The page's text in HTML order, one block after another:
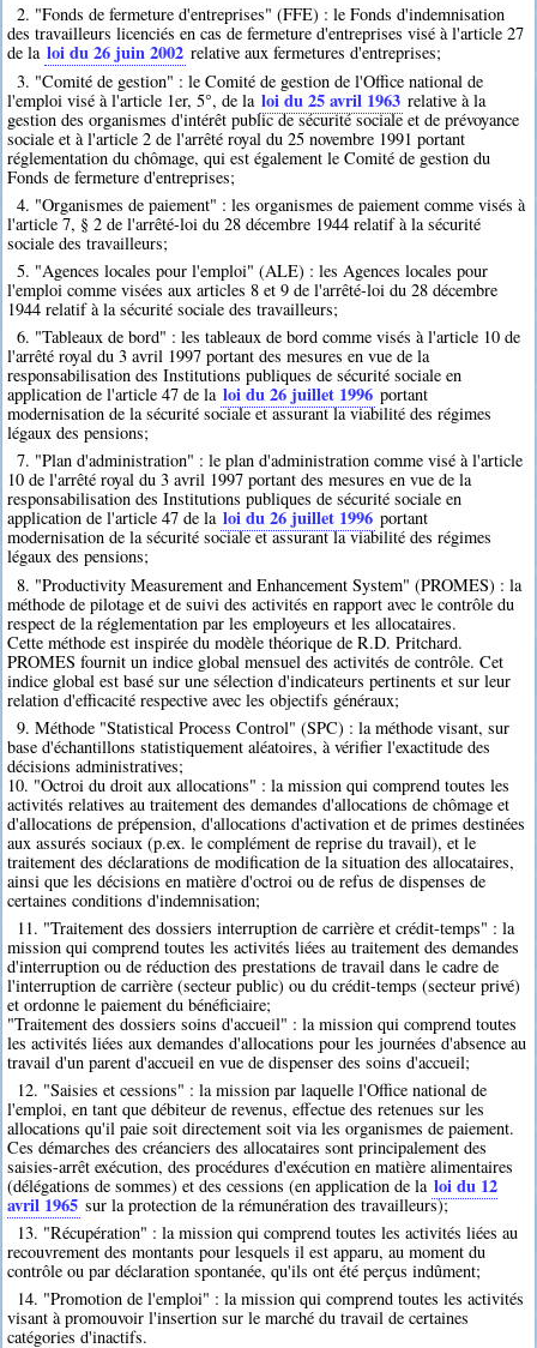
2. "Fonds de fermeture d'entreprises" (FFE) : le Fonds d'indemnisation
des travailleurs licenciés en cas de fermeture d'entreprises visé à l'article 27
de la loi du 26 juin 2002 relative aux fermetures d'entreprises;
3. "Comité de gestion" : le Comité de gestion de l'Office national de
l'emploi visé à l'article 1er, 5°, de la loi du 25 avril 1963 relative à la
gestion des organismes d'intérêt public de sécurité sociale et de prévoyance
sociale et à l'article 2 de l'arrêté royal du 25 novembre 1991 portant
réglementation du chômage, qui est également le Comité de gestion du
Fonds de fermeture d'entreprises;
4. "Organismes de paiement" : les organismes de paiement comme visés à
l'article 7, § 2 de l'arrêté-loi du 28 décembre 1944 relatif à la sécurité
sociale des travailleurs;
5. "Agences locales pour l'emploi" (ALE) : les Agences locales pour
l'emploi comme visées aux articles 8 et 9 de l'arrêté-loi du 28 décembre
1944 relatif à la sécurité sociale des travailleurs;
6. "Tableaux de bord" : les tableaux de bord comme visés à l'article 10 de
l'arrêté royal du 3 avril 1997 portant des mesures en vue de la
responsabilisation des Institutions publiques de sécurité sociale en
application de l'article 47 de la loi du 26 juillet 1996 portant
modernisation de la sécurité sociale et assurant la viabilité des régimes
légaux des pensions;
7. "Plan d'administration" : le plan d'administration comme visé à l'article
10 de l'arrêté royal du 3 avril 1997 portant des mesures en vue de la
responsabilisation des Institutions publiques de sécurité sociale en
application de l'article 47 de la loi du 26 juillet 1996 portant
modernisation de la sécurité sociale et assurant la viabilité des régimes
légaux des pensions;
8. "Productivity Measurement and Enhancement System" (PROMES) : la
méthode de pilotage et de suivi des activités en rapport avec le contrôle du
respect de la réglementation par les employeurs et les allocataires.
Cette méthode est inspirée du modèle théorique de R.D. Pritchard.
PROMES fournit un indice global mensuel des activités de contrôle. Cet
indice global est basé sur une sélection d'indicateurs pertinents et sur leur
relation d'efficacité respective avec les objectifs généraux;
9. Méthode "Statistical Process Control" (SPC) : la méthode visant, sur
base d'échantillons statistiquement aléatoires, à vérifier l'exactitude des
décisions administratives;
10. "Octroi du droit aux allocations" : la mission qui comprend toutes les
activités relatives au traitement des demandes d'allocations de chômage et
d'allocations de prépension, d'allocations d'activation et de primes destinées
aux assurés sociaux (p.ex. le complément de reprise du travail), et le
traitement des déclarations de modification de la situation des allocataires,
ainsi que les décisions en matière d'octroi ou de refus de dispenses de
certaines conditions d'indemnisation;
11. "Traitement des dossiers interruption de carrière et crédit-temps" : la
mission qui comprend toutes les activités liées au traitement des demandes
d'interruption ou de réduction des prestations de travail dans le cadre de
l'interruption de carrière (secteur public) ou du crédit-temps (secteur privé)
et ordonne le paiement du bénéficiaire;
"Traitement des dossiers soins d'accueil" : la mission qui comprend toutes
les activités liées aux demandes d'allocations pour les journées d'absence au
travail d'un parent d'accueil en vue de dispenser des soins d'accueil;
12. "Saisies et cessions" : la mission par laquelle l'Office national de
l'emploi, en tant que débiteur de revenus, effectue des retenues sur les
allocations qu'il paie soit directement soit via les organismes de paiement.
Ces démarches des créanciers des allocataires sont principalement des
saisies-arrêt exécution, des procédures d'exécution en matière alimentaires
(délégations de sommes) et des cessions (en application de la loi du 12
avril 1965 sur la protection de la rémunération des travailleurs);
13. "Récupération" : la mission qui comprend toutes les activités liées au
recouvrement des montants pour lesquels il est apparu, au moment du
contrôle ou par déclaration spontanée, qu'ils ont été perçus indûment;
14. "Promotion de l'emploi" : la mission qui comprend toutes les activités
visant à promouvoir l'insertion sur le marché du travail de certaines
catégories d'inactifs.